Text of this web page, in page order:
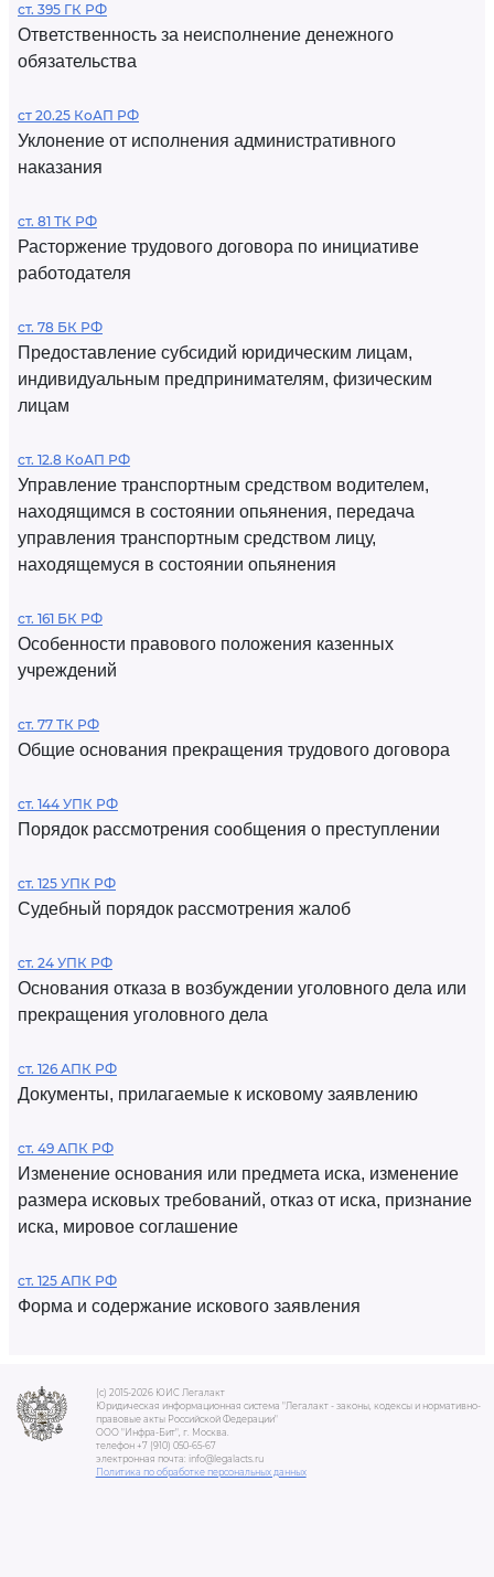
ст. 395 ГК РФ
Ответственность за неисполнение денежного
обязательства
ст 20.25 КоАП РФ
Уклонение от исполнения административного
наказания
ст. 81 ТК РФ
Расторжение трудового договора по инициативе
работодателя
ст. 78 БК РФ
Предоставление субсидий юридическим лицам,
индивидуальным предпринимателям, физическим
лицам
ст. 12.8 КоАП РФ
Управление транспортным средством водителем,
находящимся в состоянии опьянения, передача
управления транспортным средством лицу,
находящемуся в состоянии опьянения
ст. 161 БК РФ
Особенности правового положения казенных
учреждений
ст. 77 ТК РФ
Общие основания прекращения трудового договора
ст. 144 УПК РФ
Порядок рассмотрения сообщения о преступлении
ст. 125 УПК РФ
Судебный порядок рассмотрения жалоб
ст. 24 УПК РФ
Основания отказа в возбуждении уголовного дела или
прекращения уголовного дела
ст. 126 АПК РФ
Документы, прилагаемые к исковому заявлению
ст. 49 АПК РФ
Изменение основания или предмета иска, изменение
размера исковых требований, отказ от иска, признание
иска, мировое соглашение
ст. 125 АПК РФ
Форма и содержание искового заявления
(c) 2015-2026 ЮИС Легалакт
Юридическая информационная система "Легалакт - законы, кодексы и нормативно-
правовые акты Российской Федерации"
ООО "Инфра-Бит", г. Москва.
телефон +7 (910) 050-65-67
электронная почта: info@legalacts.ru
Политика по обработке персональных данных